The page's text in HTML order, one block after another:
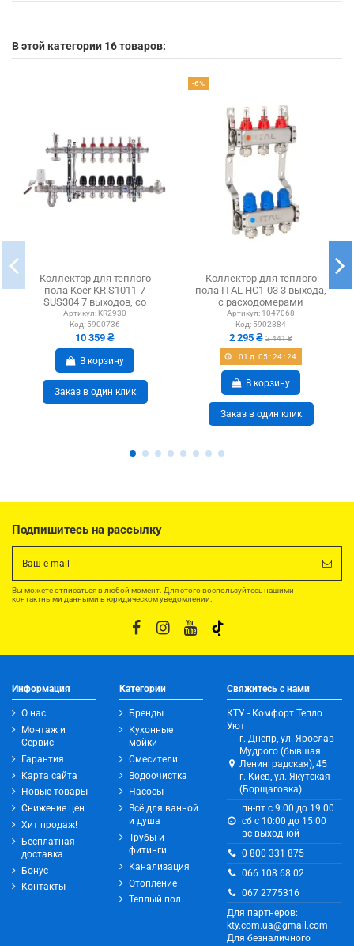
В этой категории 16 товаров:
Коллектор для теплого
пола Koer KR.S1011-7
SUS304 7 выходов, со
встроенным
смесительным...
Артикул: KR2930
Код: 5900736
10 359 ₴
В корзину
Заказ в один клик
-6%
Коллектор для теплого
пола ITAL HC1-03 3 выхода,
с расходомерами
Артикул: 1047068
Код: 5902884
2 295 ₴ 2 441 ₴
01 д. 05:24:24
В корзину
Заказ в один клик
Подпишитесь на рассылку
Вы можете отписаться в любой момент. Для этого воспользуйтесь нашими
контактными данными в юридическом уведомлении.
Информация
О нас
Монтаж и
Сервис
Гарантия
Карта сайта
Новые товары
Снижение цен
Хит продаж!
Бесплатная
доставка
Бонус
Контакты
Категории
Бренды
Кухонные
мойки
Смесители
Водоочистка
Насосы
Всё для ванной
и душа
Трубы и
фитинги
Канализация
Отопление
Теплый пол
Свяжитесь с нами
КТУ - Комфорт Тепло
Уют
г. Днепр, ул. Ярослав
Мудрого (бывшая
Ленинградская), 45
г. Киев, ул. Якутская
(Борщаговка)
пн-пт с 9:00 до 19:00
сб с 10:00 до 15:00
вс выходной
0 800 331 875
066 108 68 02
067 2775316
Для партнеров:
kty.com.ua@gmail.com
Для безналичного